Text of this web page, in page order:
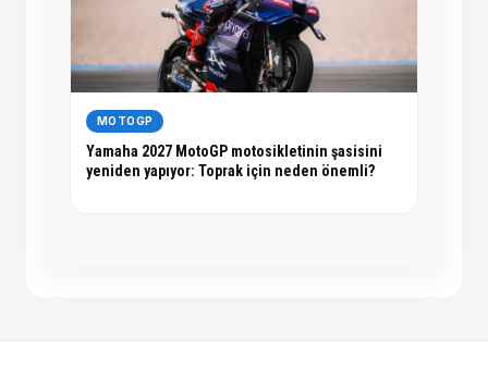
MOTOGP
Yamaha 2027 MotoGP motosikletinin şasisini
yeniden yapıyor: Toprak için neden önemli?